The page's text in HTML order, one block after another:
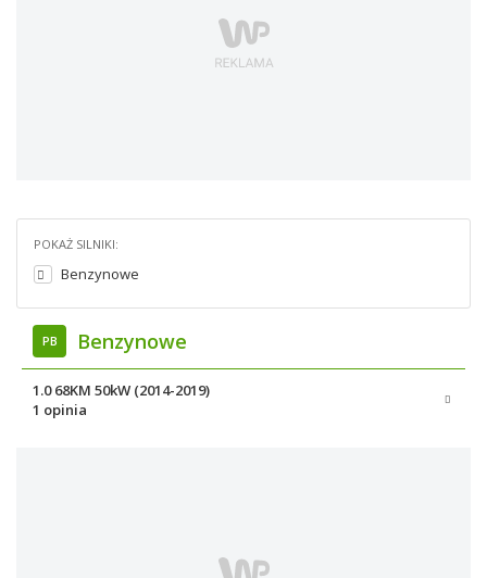
POKAŻ SILNIKI:
Benzynowe
PB Benzynowe
1.0 68KM 50kW (2014-2019)
1 opinia